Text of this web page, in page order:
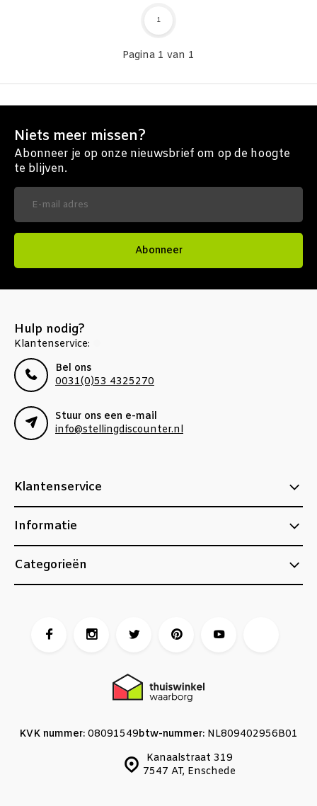
Pagina 1 van 1
1
Niets meer missen?
Abonneer je op onze nieuwsbrief om op de hoogte
te blijven.
Abonneer
Hulp nodig?
Klantenservice:
Bel ons
0031(0)53 4325270
Stuur ons een e-mail
info@stellingdiscounter.nl
Klantenservice
Informatie
Categorieën
Kanaalstraat 319
7547 AT, Enschede
KVK nummer: 08091549btw-nummer: NL809402956B01